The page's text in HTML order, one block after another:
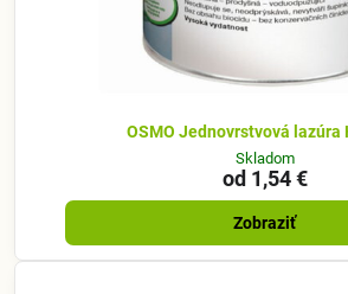
OSMO Jednovrstvová lazúra
Skladom
od 1,54 €
Zobraziť